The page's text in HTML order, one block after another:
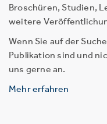
Broschüren, Studien,
weitere
Wenn Sie auf der
Publikation sind und
uns gerne an.
Mehr erfahren